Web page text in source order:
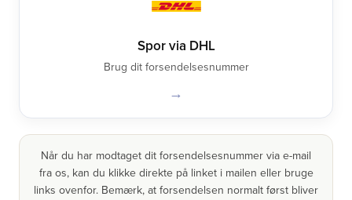
Spor via DHL
Brug dit forsendelsesnummer
→
Når du har modtaget dit forsendelsesnummer via e-mail
fra os, kan du klikke direkte på linket i mailen eller bruge
links ovenfor. Bemærk, at forsendelsen normalt først bliver